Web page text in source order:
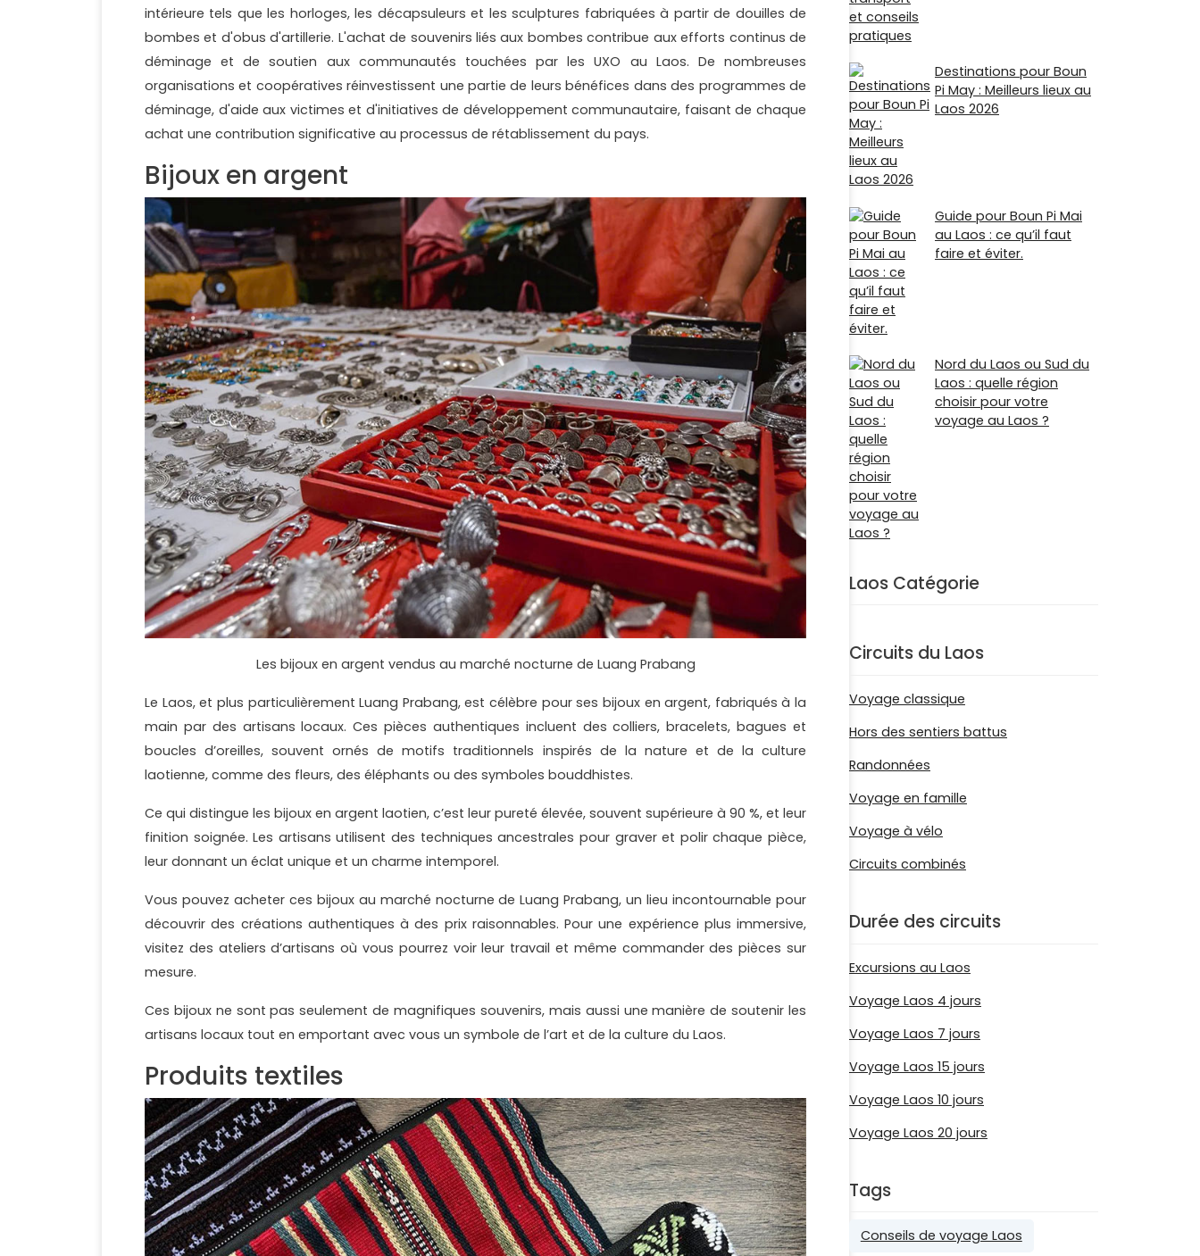
intérieure tels que les horloges, les décapsuleurs et les sculptures fabriquées à partir de douilles de
bombes et d'obus d'artillerie. L'achat de souvenirs liés aux bombes contribue aux efforts continus de
déminage et de soutien aux communautés touchées par les UXO au Laos. De nombreuses
organisations et coopératives réinvestissent une partie de leurs bénéfices dans des programmes de
déminage, d'aide aux victimes et d'initiatives de développement communautaire, faisant de chaque
achat une contribution significative au processus de rétablissement du pays.
Bijoux en argent
Les bijoux en argent vendus au marché nocturne de Luang Prabang
Le Laos, et plus particulièrement Luang Prabang, est célèbre pour ses bijoux en argent, fabriqués à la
main par des artisans locaux. Ces pièces authentiques incluent des colliers, bracelets, bagues et
boucles d’oreilles, souvent ornés de motifs traditionnels inspirés de la nature et de la culture
laotienne, comme des fleurs, des éléphants ou des symboles bouddhistes.
Ce qui distingue les bijoux en argent laotien, c’est leur pureté élevée, souvent supérieure à 90 %, et leur
finition soignée. Les artisans utilisent des techniques ancestrales pour graver et polir chaque pièce,
leur donnant un éclat unique et un charme intemporel.
Vous pouvez acheter ces bijoux au marché nocturne de Luang Prabang, un lieu incontournable pour
découvrir des créations authentiques à des prix raisonnables. Pour une expérience plus immersive,
visitez des ateliers d’artisans où vous pourrez voir leur travail et même commander des pièces sur
mesure.
Ces bijoux ne sont pas seulement de magnifiques souvenirs, mais aussi une manière de soutenir les
artisans locaux tout en emportant avec vous un symbole de l’art et de la culture du Laos.
Produits textiles
Destinations pour Boun
Pi May : Meilleurs lieux au
Laos 2026
Guide pour Boun Pi Mai
au Laos : ce qu’il faut
faire et éviter.
Nord du Laos ou Sud du
Laos : quelle région
choisir pour votre
voyage au Laos ?
Laos Catégorie
Circuits du Laos
Voyage classique
Hors des sentiers battus
Randonnées
Voyage en famille
Voyage à vélo
Circuits combinés
Durée des circuits
Excursions au Laos
Voyage Laos 4 jours
Voyage Laos 7 jours
Voyage Laos 15 jours
Voyage Laos 10 jours
Voyage Laos 20 jours
Tags
Conseils de voyage Laos